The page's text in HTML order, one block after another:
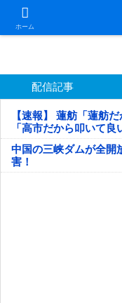
ホーム日本第一！ニュ
配信記事
【速報】 蓮舫「蓮舫
「高市だから叩いて良
中国の三峡ダムが全
害！